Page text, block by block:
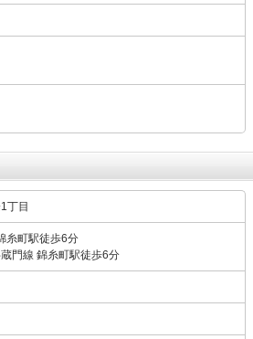
丁目
糸町駅徒歩6分
門線 錦糸町駅徒歩6分